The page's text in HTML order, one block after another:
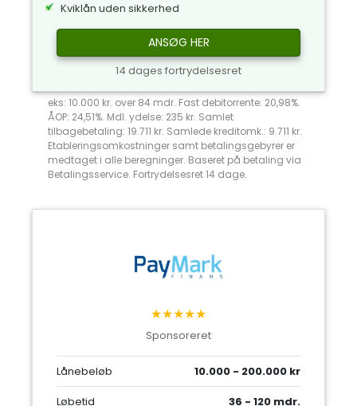
Kviklån uden sikkerhed
ANSØG HER
14 dages fortrydelsesret
eks: 10.000 kr. over 84 mdr. Fast debitorrente: 20,98%.
ÅOP: 24,51%. Mdl. ydelse: 235 kr. Samlet
tilbagebetaling: 19.711 kr. Samlede kreditomk.: 9.711 kr.
Etableringsomkostninger samt betalingsgebyrer er
medtaget i alle beregninger. Baseret på betaling via
Betalingsservice. Fortrydelsesret 14 dage.
★★★★★
Sponsoreret
Lånebeløb
10.000 - 200.000 kr
Løbetid
36 - 120 mdr.